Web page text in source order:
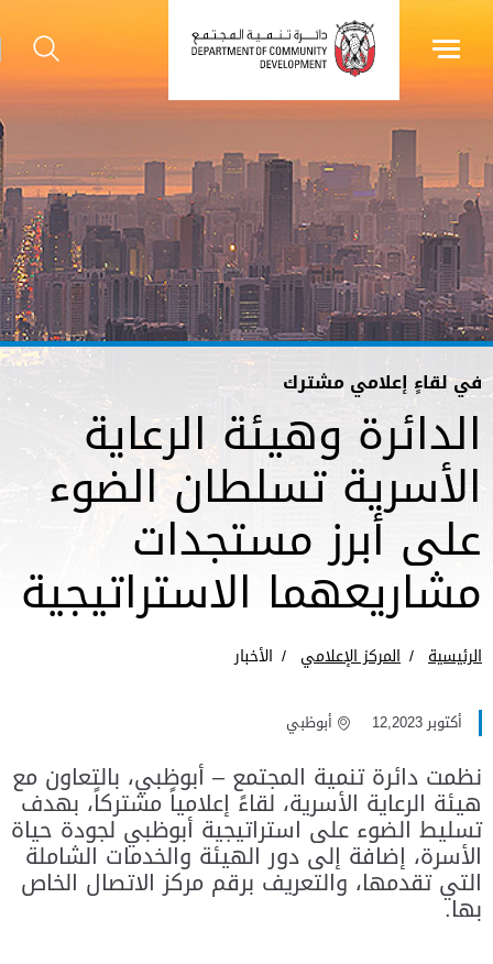
في لقاءٍ إعلامي مشترك
الدائرة وهيئة الرعاية
الأسرية تسلطان الضوء
على أبرز مستجدات
مشاريعهما الاستراتيجية
الرئيسية المركز الإعلامي الأخبار
أكتوبر 12,2023 أبوظبي
نظمت دائرة تنمية المجتمع – أبوظبي، بالتعاون مع
هيئة الرعاية الأسرية، لقاءً إعلامياً مشتركاً، بهدف
تسليط الضوء على استراتيجية أبوظبي لجودة حياة
الأسرة، إضافة إلى دور الهيئة والخدمات الشاملة
التي تقدمها، والتعريف برقم مركز الاتصال الخاص
بها.